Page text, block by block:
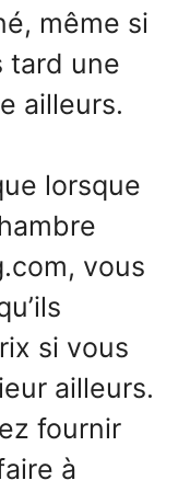
même si
tard une
ailleurs.
lorsque
vous
si vous
ailleurs.
fournir
à